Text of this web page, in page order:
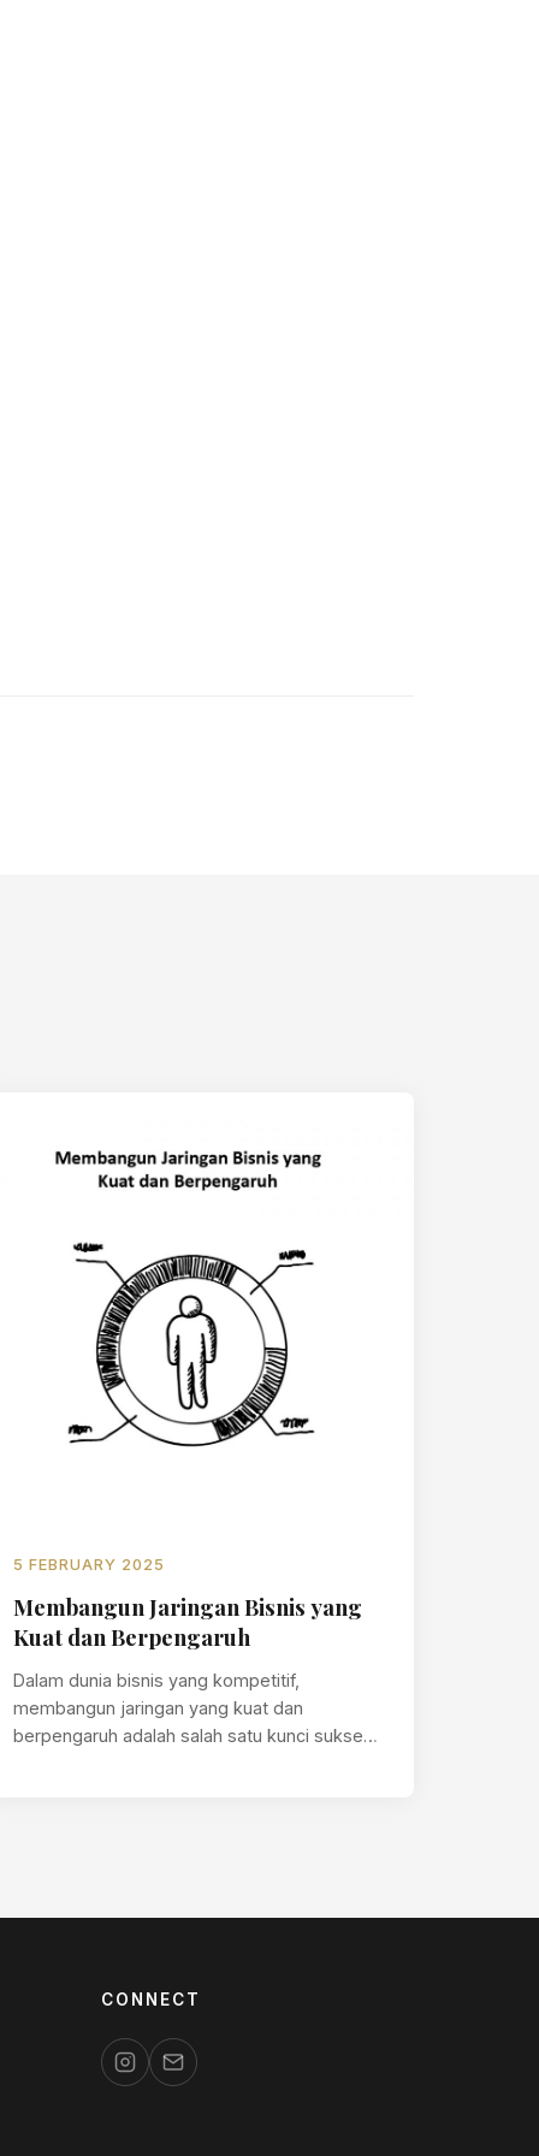
5 FEBRUARY 2025
Membangun Jaringan Bisnis yang
Kuat dan Berpengaruh
Dalam dunia bisnis yang kompetitif,
membangun jaringan yang kuat dan
berpengaruh adalah salah satu kunci sukses
CONNECT